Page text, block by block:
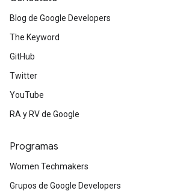
Blog de Google Developers
The Keyword
GitHub
Twitter
YouTube
RA y RV de Google
Programas
Women Techmakers
Grupos de Google Developers